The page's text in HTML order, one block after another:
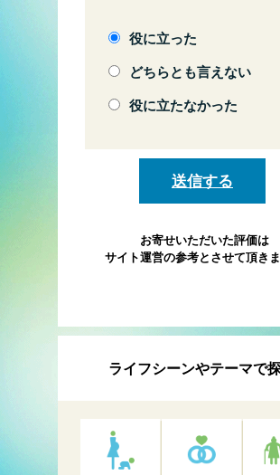
役に立った
どちらとも言えない
役に立たなかった
お寄せいただいた評価は
サイト運営の参考とさせて頂きま
ライフシーンやテーマで